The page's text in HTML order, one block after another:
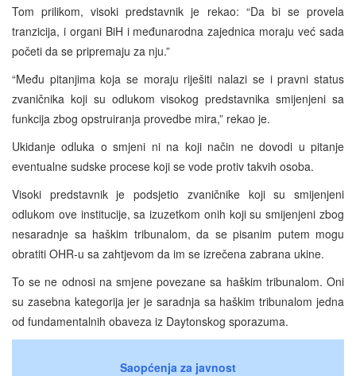
Tom prilikom, visoki predstavnik je rekao: “Da bi se provela
tranzicija, i organi BiH i međunarodna zajednica moraju već sada
početi da se pripremaju za nju.”
“Među pitanjima koja se moraju riješiti nalazi se i pravni status
zvaničnika koji su odlukom visokog predstavnika smijenjeni sa
funkcija zbog opstruiranja provedbe mira,” rekao je.
Ukidanje odluka o smjeni ni na koji način ne dovodi u pitanje
eventualne sudske procese koji se vode protiv takvih osoba.
Visoki predstavnik je podsjetio zvaničnike koji su smijenjeni
odlukom ove institucije, sa izuzetkom onih koji su smijenjeni zbog
nesaradnje sa haškim tribunalom, da se pisanim putem mogu
obratiti OHR-u sa zahtjevom da im se izrečena zabrana ukine.
To se ne odnosi na smjene povezane sa haškim tribunalom. Oni
su zasebna kategorija jer je saradnja sa haškim tribunalom jedna
od fundamentalnih obaveza iz Daytonskog sporazuma.
Saopćenja za javnost